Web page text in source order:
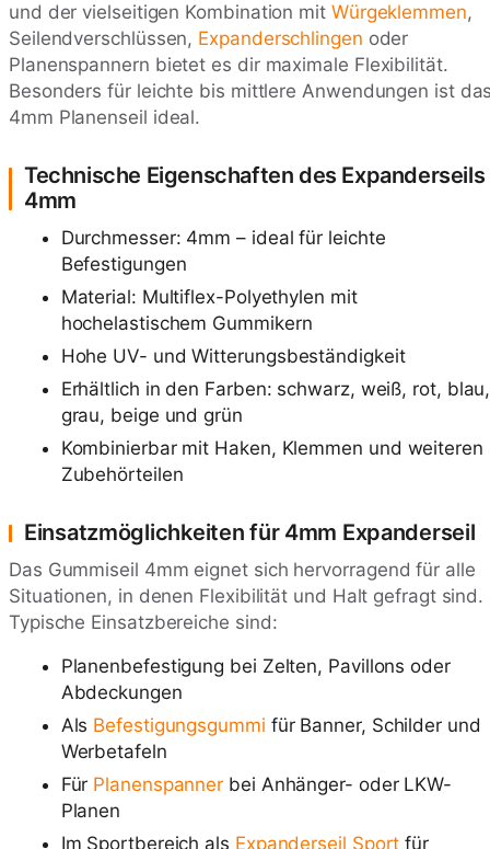
und der vielseitigen Kombination mit Würgeklemmen,
Seilendverschlüssen, Expanderschlingen oder
Planenspannern bietet es dir maximale Flexibilität.
Besonders für leichte bis mittlere Anwendungen ist
4mm Planenseil ideal.
Technische Eigenschaften des Expanderseils
4mm
Durchmesser: 4mm – ideal für leichte
Befestigungen
Material: Multiflex-Polyethylen mit
hochelastischem Gummikern
Hohe UV- und Witterungsbeständigkeit
Erhältlich in den Farben: schwarz, weiß, rot, blau,
grau, beige und grün
Kombinierbar mit Haken, Klemmen und weiteren
Zubehörteilen
Einsatzmöglichkeiten für 4mm Expanderseil
Das Gummiseil 4mm eignet sich hervorragend für alle
Situationen, in denen Flexibilität und Halt gefragt sind.
Typische Einsatzbereiche sind:
Planenbefestigung bei Zelten, Pavillons oder
Abdeckungen
Als Befestigungsgummi für Banner, Schilder und
Werbetafeln
Für Planenspanner bei Anhänger- oder LKW-
Planen
Im Sportbereich als Expanderseil Sport für